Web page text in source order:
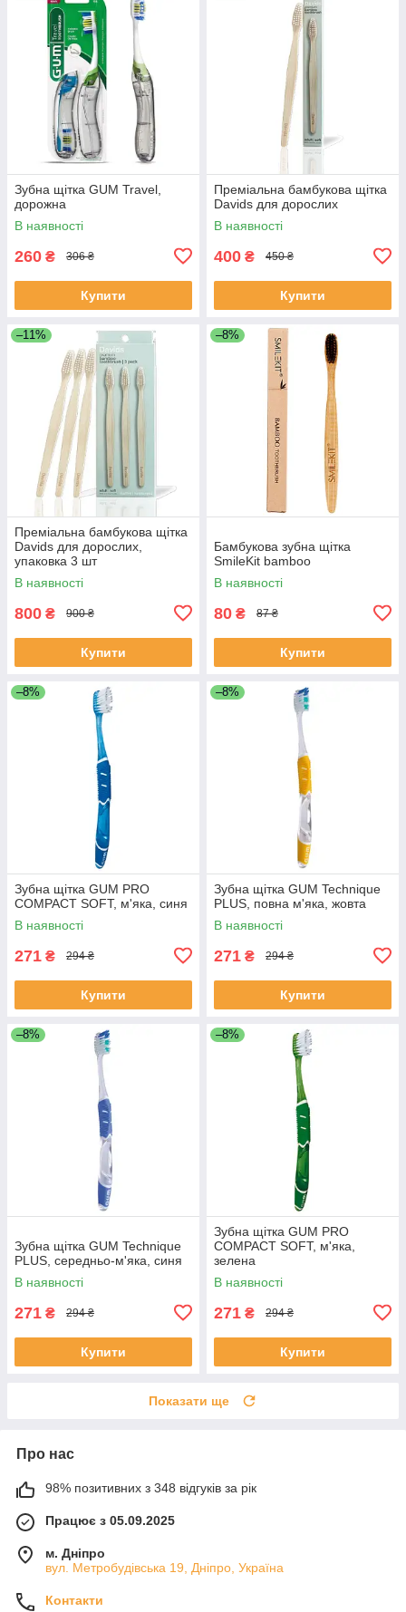
Зубна щітка GUM Travel,
дорожна
В наявності
260 ₴ 306 ₴
Купити
Преміальна бамбукова щітка
Davids для дорослих
В наявності
400 ₴ 450 ₴
Купити
–11%
Преміальна бамбукова щітка
Davids для дорослих,
упаковка 3 шт
В наявності
800 ₴ 900 ₴
Купити
–8%
Бамбукова зубна щітка
SmileKit bamboo
В наявності
80 ₴ 87 ₴
Купити
–8%
Зубна щітка GUM PRO
COMPACT SOFT, м'яка, синя
В наявності
271 ₴ 294 ₴
Купити
–8%
Зубна щітка GUM Technique
PLUS, повна м'яка, жовта
В наявності
271 ₴ 294 ₴
Купити
–8%
Зубна щітка GUM Technique
PLUS, середньо-м'яка, синя
В наявності
271 ₴ 294 ₴
Купити
–8%
Зубна щітка GUM PRO
COMPACT SOFT, м'яка,
зелена
В наявності
271 ₴ 294 ₴
Купити
Показати ще
Про нас
98% позитивних з 348 відгуків за рік
Працює з 05.09.2025
м. Дніпро
вул. Метробудівська 19, Дніпро, Україна
Контакти